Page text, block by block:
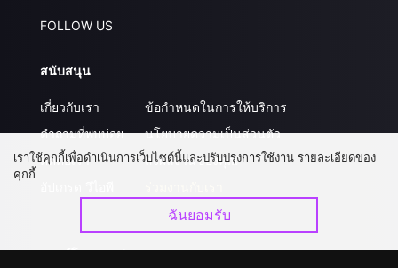
FOLLOW US
สนับสนุน
เกี่ยวกับเรา
คำถามที่พบบ่อย
ติดต่อเรา
ข้อกำหนดในการให้บริการ
นโยบายความเป็นส่วนตัว
ส่งผลงานของคุณ
ดาวน์โหลดแอป
เราใช้คุกกี้เพื่อดำเนินการเว็บไซต์นี้และปรับปรุงการใช้งาน รายละเอียดของ
คุกกี้
ฉันยอมรับ